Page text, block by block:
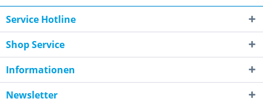
Service Hotline
Shop Service
Informationen
Newsletter